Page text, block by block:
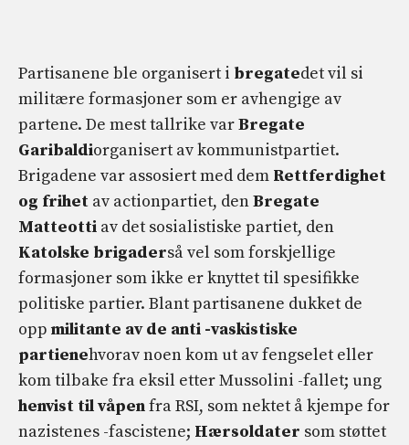
Partisanene ble organisert i bregatedet vil si
militære formasjoner som er avhengige av
partene. De mest tallrike varBregate
Garibaldiorganisert av kommunistpartiet.
Brigadene var assosiert med dem Rettferdighet
og frihet av actionpartiet, denBregate
Matteotti av det sosialistiske partiet, den
Katolske brigaderså vel som forskjellige
formasjoner som ikke er knyttet til spesifikke
politiske partier. Blant partisanene dukket de
opp militante av de anti -vaskistiske
partienehvorav noen kom ut av fengselet eller
kom tilbake fra eksil etter Mussolini -fallet; ung
henvist til våpenfra RSI, som nektet å kjempe for
nazistenes -fascistene; Hærsoldater som støttet